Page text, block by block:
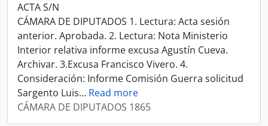
ACTA S/N
CÁMARA DE DIPUTADOS 1. Lectura: Acta sesión
anterior. Aprobada. 2. Lectura: Nota Ministerio
Interior relativa informe excusa Agustín Cueva.
Archivar. 3.Excusa Francisco Vivero. 4.
Consideración: Informe Comisión Guerra solicitud
Sargento Luis… Read more
CÁMARA DE DIPUTADOS 1865